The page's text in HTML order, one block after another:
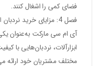
فضای کمی را اشغال کنند.
فصل 4: مزایای خرید نردبان از آی ام سی مارکت
آی ام سی مارکت به‌عنوان
ابزارآلات، نردبان‌هایی با
مختلف مشتریان خود